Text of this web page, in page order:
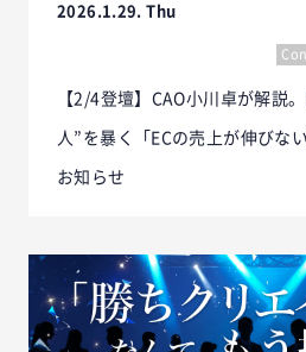
2026.1.29. Thu
【2/4登壇】CAO小川卓が解説
人”を暴く「ECの売上が伸びな
お知らせ